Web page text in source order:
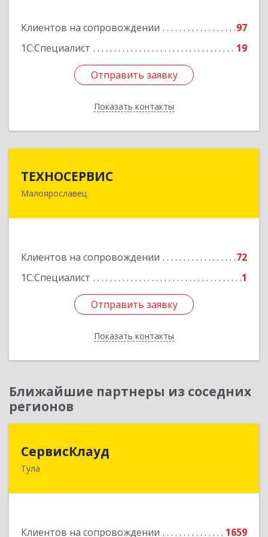
Клиентов на сопровождении
97
1С:Специалист
19
Отправить заявку
Показать контакты
Отправить заявку
Назад
ТЕХНОСЕРВИС
Малоярославец
Клиентов на сопровождении
72
1С:Специалист
1
Отправить заявку
Показать контакты
249094, Калужская обл, Малоярославецкий р-н,
Отправить заявку
Назад
Ближайшие партнеры из соседних
регионов
СервисКлауд
Тула
Клиентов на сопровождении 1659
300028, Тульская обл, Тула г, Болдина ул, дом №